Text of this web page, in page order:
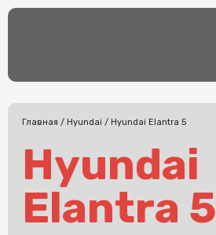
Перейти
Главная / Hyundai / Hyundai Elantra 5
Hyundai
Elantra 5